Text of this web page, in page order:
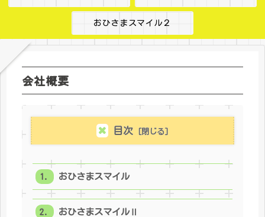
おひさまスマイル２
会社概要
目次
おひさまスマイル
おひさまスマイルⅡ